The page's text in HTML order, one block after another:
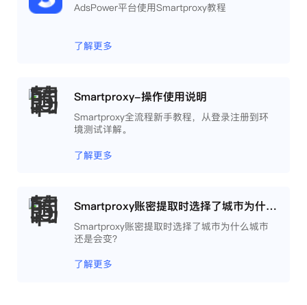
AdsPower平台使用Smartproxy教程
了解更多
Smartproxy-操作使用说明
Smartproxy全流程新手教程，从登录注册到环
境测试详解。
了解更多
Smartproxy账密提取时选择了城市为什么城市还是会变？
Smartproxy账密提取时选择了城市为什么城市
还是会变？
了解更多